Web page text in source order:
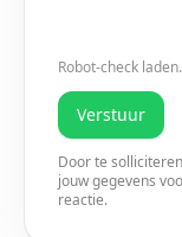
Robot-check
Verstuur
Door te
jouw gegevens
reactie.